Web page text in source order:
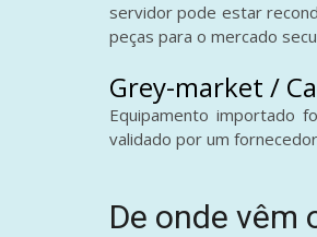
servidor pode estar
peças para o mercado
Grey-market /
Equipamento importado
validado por um
De onde vêm